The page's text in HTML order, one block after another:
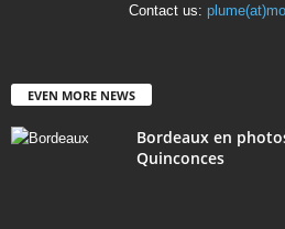
Contact us:
EVEN MORE NEWS
Bordeaux en
Quinconces